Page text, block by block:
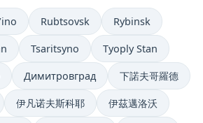
Rubtsovsk Rybinsk
Tsaritsyno Tyoply Stan
Димитровград 下諾夫哥羅德
伊凡诺夫斯科耶 伊茲邁洛沃